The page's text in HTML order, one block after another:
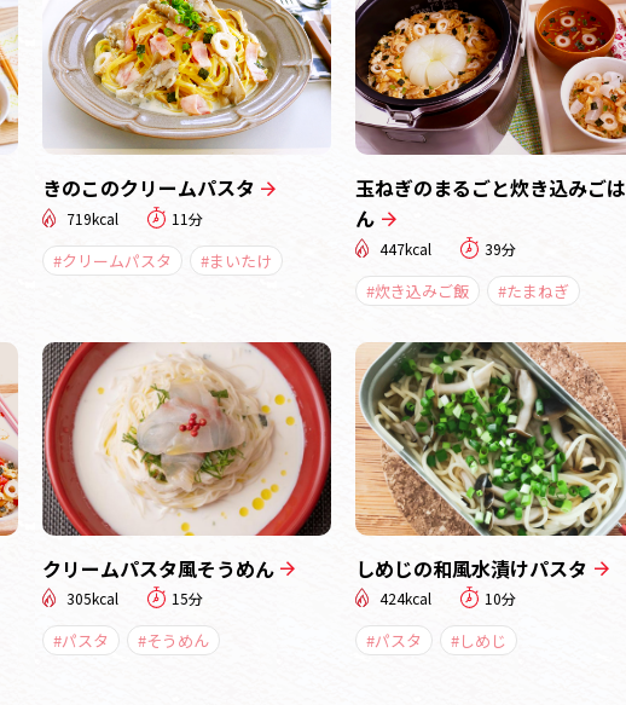
きのこのクリームパスタ
719kcal 11分
#クリームパスタ #まいたけ
玉ねぎのまるごと炊き込みごは
ん
447kcal 39分
#炊き込みご飯 #たまねぎ
クリームパスタ風そうめん
305kcal 15分
#パスタ #そうめん
しめじの和風水漬けパスタ
424kcal 10分
#パスタ #しめじ